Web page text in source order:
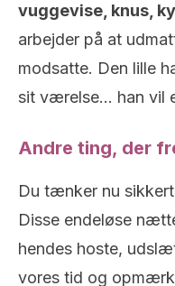
vuggevise, knus,
arbejder på at
modsatte. Den lille
sit værelse… han vil
Andre ting, der
Du tænker nu
Disse endeløse
hendes hoste,
vores tid og